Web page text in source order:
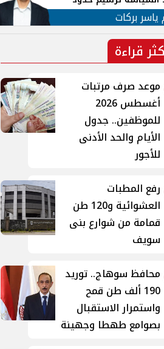
القومي العربي
ياسر بركات
قراءة
موعد صرف مرتبات
أغسطس 2026
للموظفين.. جدول
الأيام والحد الأدنى
للأجور
رفع المطبات
العشوائية و120 طن
قمامة من شوارع بنى
سويف
محافظ سوهاج.. توريد
190 ألف طن قمح
واستمرار الاستقبال
بصوامع طهطا وجهينة